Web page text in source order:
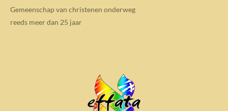
Gemeenschap van christenen onderweg
reeds meer dan 25 jaar